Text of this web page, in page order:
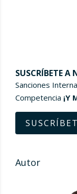
SUSCRÍBETE A
Sanciones
Competencia ¡Y
Autor